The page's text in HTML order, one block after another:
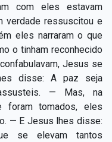
com eles estavam
verdade ressuscitou e
eles narraram o que
o tinham reconhecido
Jesus se
disse: A paz seja
— Mas, na
foram tomados, eles
— E Jesus lhes disse:
se elevam tantos